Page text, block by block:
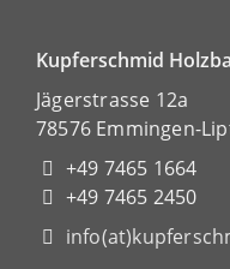
Kupferschmid
Jägerstrasse 12a
78576 Emmingen-
+49 7465 1664
+49 7465 2450